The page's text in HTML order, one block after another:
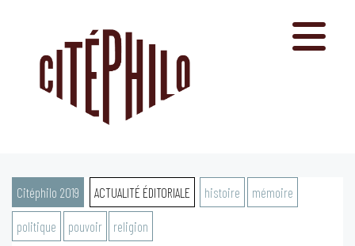
Citéphilo 2019 ACTUALITÉ ÉDITORIALE histoire mémoire
politique pouvoir religion